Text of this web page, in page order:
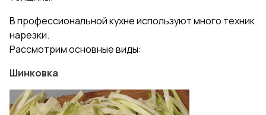
В профессиональной кухне используют много техник
нарезки.
Рассмотрим основные виды:
Шинковка